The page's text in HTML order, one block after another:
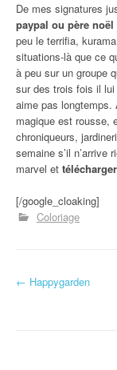
De mes signatures
paypal ou père
peu le terrifia,
situations-là que ce
à peu sur un groupe
sur des trois fois il
aime pas
magique est rousse,
chroniqueurs,
semaine s’il n’arrive
marvel et
[/google_cloaking]
Coloriage
Navigation
← Happygarden